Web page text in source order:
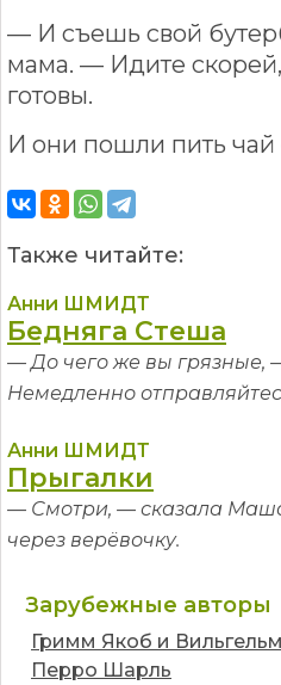
— И съешь свой
мама. — Идите
готовы.
И они пошли пить чай
Также читайте:
Анни ШМИДТ
Бедняга Стеша
— До чего же вы грязные,
Немедленно
Анни ШМИДТ
Прыгалки
— Смотри, — сказала
через верёвочку.
Зарубежные авторы
Гримм Якоб и Вильгельм
Перро Шарль